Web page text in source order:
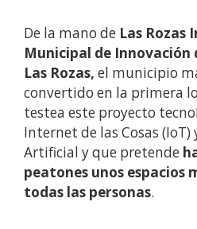
De la mano de Las Rozas
Municipal de
Las Rozas, el municipio
convertido en la primera
testea este proyecto
Internet de las Cosas
Artificial y que pretende
peatones unos espacios
todas las personas.